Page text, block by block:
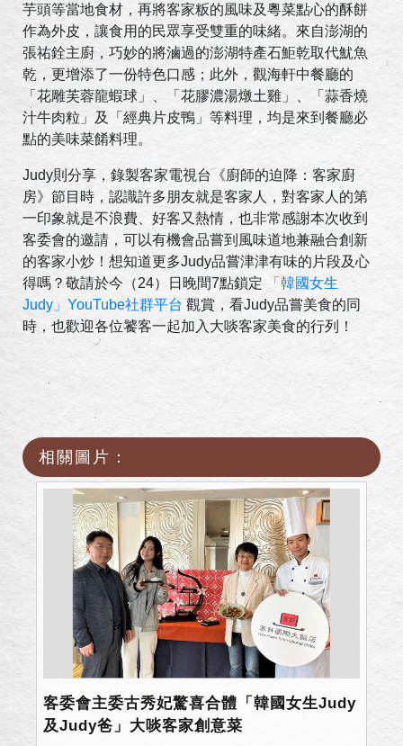
芋頭等當地食材，再將客家粄的風味及粵菜點心的酥餅
作為外皮，讓食用的民眾享受雙重的味緒。來自澎湖的
張祐銓主廚，巧妙的將滷過的澎湖特產石鮔乾取代魷魚
乾，更增添了一份特色口感；此外，觀海軒中餐廳的
「花雕芙蓉龍蝦球」、「花膠濃湯燉土雞」、「蒜香燒
汁牛肉粒」及「經典片皮鴨」等料理，均是來到餐廳必
點的美味菜餚料理。
Judy則分享，錄製客家電視台《廚師的迫降：客家廚
房》節目時，認識許多朋友就是客家人，對客家人的第
一印象就是不浪費、好客又熱情，也非常感謝本次收到
客委會的邀請，可以有機會品嘗到風味道地兼融合創新
的客家小炒！想知道更多Judy品嘗津津有味的片段及心
得嗎？敬請於今（24）日晚間7點鎖定
「韓國女生
Judy」YouTube社群平台 觀賞，看Judy品嘗美食的同
時，也歡迎各位饕客一起加入大啖客家美食的行列！
相關圖片：
客委會主委古秀妃驚喜合體「韓國女生Judy
及Judy爸」大啖客家創意菜